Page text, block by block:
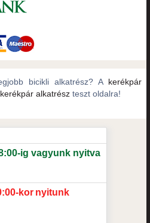
bicikli alkatrész? A kerékpár
kerékpár alkatrész teszt oldalra!
ig vagyunk nyitva
kor nyitunk